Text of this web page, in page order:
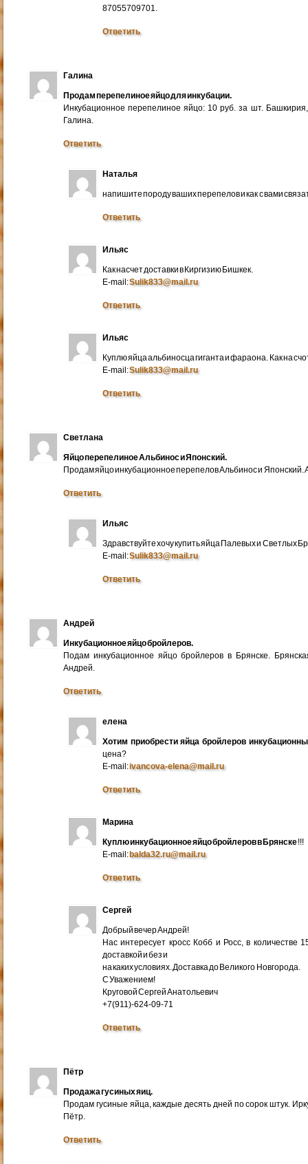
87055709701.
Ответить
Галина
Продам перепелиное яйцо для инкубации.
Инкубационное перепелиное яйцо: 10 руб. за шт.
Галина.
Ответить
Наталья
напишите породу ваших перепелов и как с вами
Ответить
Ильяс
Как насчет доставки в Киргизию Бишкек.
E-mail:Sulik833@mail.ru
Ответить
Ильяс
Куплю яйца альбиносца гиганта и фараона. Как на
E-mail:Sulik833@mail.ru
Ответить
Светлана
Яйцо перепелиное Альбинос и Японский.
Продам яйцо инкубационное перепелов Альбинос и
Ответить
Ильяс
Здравствуйте хочу купить яйца Палевых и Светлых
E-mail:Sulik833@mail.ru
Ответить
Андрей
Инкубационное яйцо бройлеров.
Подам инкубационное яйцо бройлеров в Брянске.
Андрей.
Ответить
елена
Хотим приобрести яйца бройлеров
цена?
E-mail:ivancova-elena@mail.ru
Ответить
Марина
Куплю инкубационное яйцо бройлеров в Брянске!!!
E-mail:balda32.ru@mail.ru
Ответить
Сергей
Добрый вечер Андрей!
Нас интересует кросс Кобб и Росс, в количестве
доставкой и без и
на каких условиях. Доставка до Великого Новгорода.
С Уважением!
Круговой Сергей Анатольевич
+7(911)-624-09-71
Ответить
Пётр
Продажа гусиных яиц.
Продам гусиные яйца, каждые десять дней по сорок штук.
Пётр.
Ответить